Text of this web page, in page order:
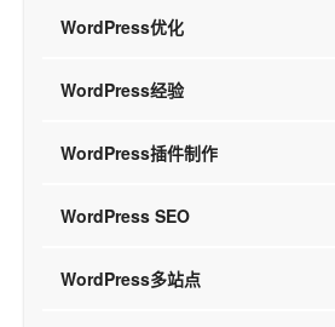
WordPress优化
WordPress经验
WordPress插件制作
WordPress SEO
WordPress多站点